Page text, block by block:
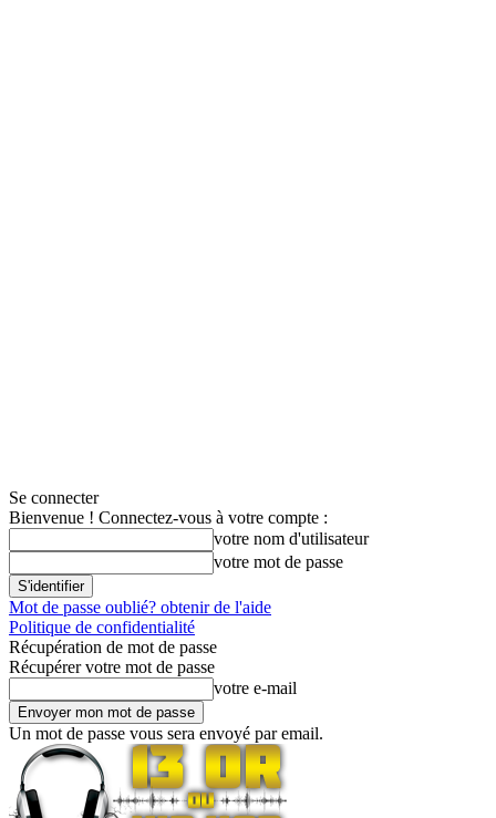
Se connecter
Bienvenue ! Connectez-vous à votre compte :
votre nom d'utilisateur
votre mot de passe
Mot de passe oublié? obtenir de l'aide
Politique de confidentialité
Récupération de mot de passe
Récupérer votre mot de passe
votre e-mail
Un mot de passe vous sera envoyé par email.